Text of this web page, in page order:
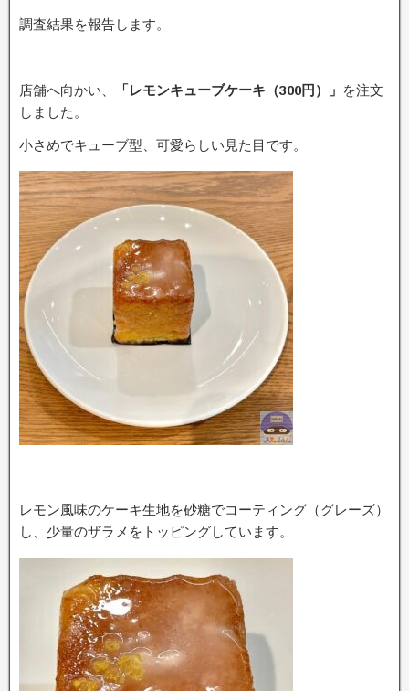
調査結果を報告します。
店舗へ向かい、 「レモンキューブケーキ（300円） 」 を注文
しました。
小さめでキューブ型、可愛らしい見た目です。
レモン風味のケーキ生地を砂糖でコーティング（グレーズ）
し、少量のザラメをトッピングしています。